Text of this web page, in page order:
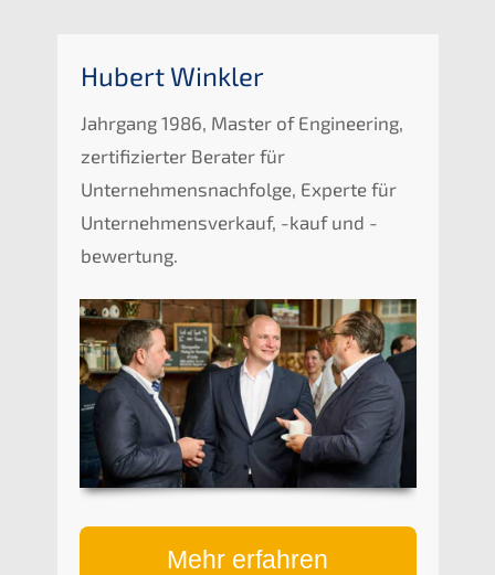
Hubert Winkler
Jahrgang 1986, Master of Engineering,
zertifizierter Berater für
Unternehmensnachfolge, Experte für
Unternehmensverkauf, -kauf und -
bewertung.
Mehr erfahren